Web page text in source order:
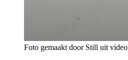
Foto gemaakt door Still uit video